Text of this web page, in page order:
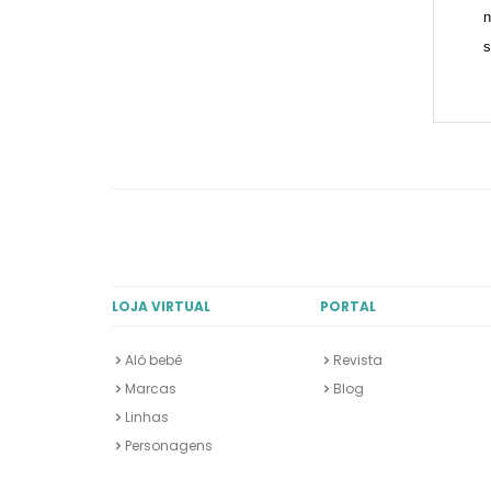
LOJA VIRTUAL
Alô bebê
Marcas
Linhas
Personagens
PORTAL
Revista
Blog